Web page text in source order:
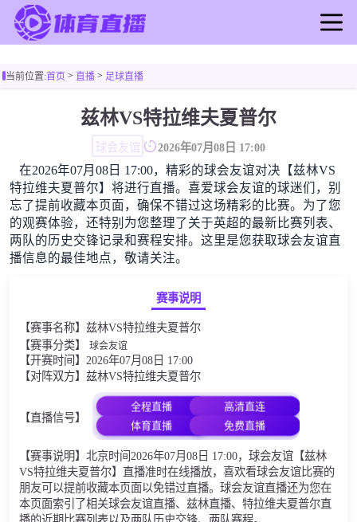
足球直播
足球新闻
篮球新闻
当前位置:首页> 直播> 足球直播
兹林VS特拉维夫夏普尔
球会友谊 2026年07月08日 17:00
在2026年07月08日 17:00，精彩的球会友谊对决【兹林VS
特拉维夫夏普尔】将进行直播。喜爱球会友谊的球迷们，别
忘了提前收藏本页面，确保不错过这场精彩的比赛。为了您
的观赛体验，还特别为您整理了关于英超的最新比赛列表、
两队的历史交锋记录和赛程安排。这里是您获取球会友谊直
播信息的最佳地点，敬请关注。
赛事说明
【赛事名称】兹林VS特拉维夫夏普尔
【赛事分类】 球会友谊
【开赛时间】2026年07月08日 17:00
【对阵双方】兹林VS特拉维夫夏普尔
【直播信号】
全程直播
高清直连
体育直播
免费直播
【赛事说明】北京时间2026年07月08日 17:00，球会友谊【兹林
VS特拉维夫夏普尔】直播准时在线播放，喜欢看球会友谊比赛的
朋友可以提前收藏本页面以免错过直播。球会友谊直播还为您在
本页面索引了相关球会友谊直播、兹林直播、特拉维夫夏普尔直